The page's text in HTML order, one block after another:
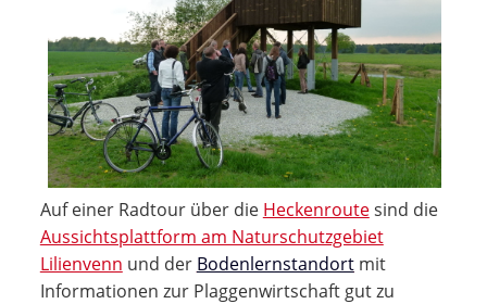
Auf einer Radtour über die Heckenroutesind die
Aussichtsplattform am Naturschutzgebiet
Lilienvenn und der Bodenlernstandortmit
Informationen zur Plaggenwirtschaft gut zu